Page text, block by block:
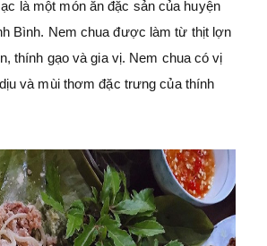
là một món ăn đặc sản của huyện
Bình. Nem chua được làm từ thịt lợn
thính gạo và gia vị. Nem chua có vị
và mùi thơm đặc trưng của thính